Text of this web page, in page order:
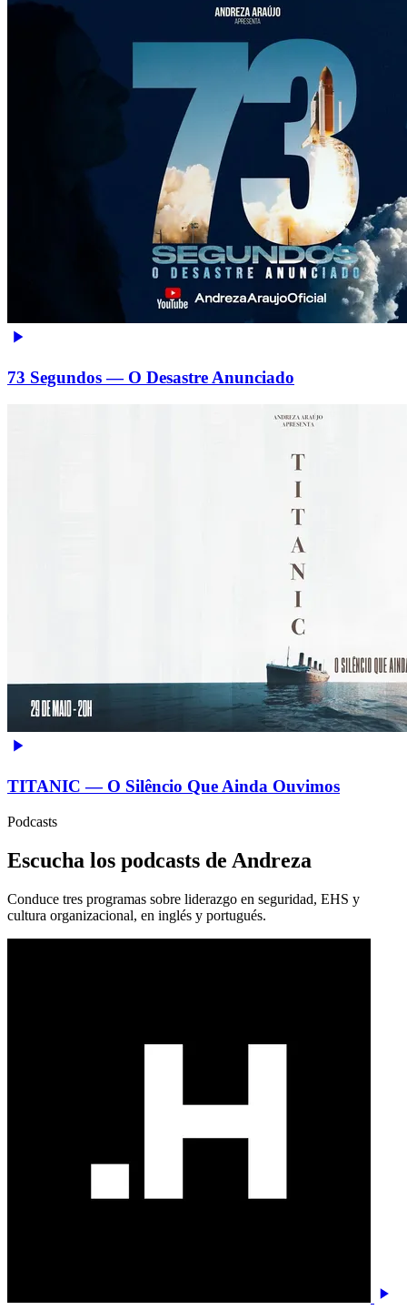
73 Segundos — O Desastre Anunciado
TITANIC — O Silêncio Que Ainda Ouvimos
Podcasts
Escucha los podcasts de Andreza
Conduce tres programas sobre liderazgo en seguridad, EHS y
cultura organizacional, en inglés y portugués.